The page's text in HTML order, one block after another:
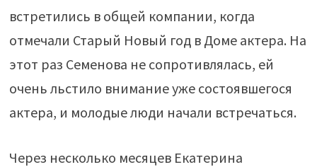
встретились в общей компании, когда
отмечали Старый Новый год в Доме актера. На
этот раз Семенова не сопротивлялась, ей
очень льстило внимание уже состоявшегося
актера, и молодые люди начали встречаться.
Через несколько месяцев Екатерина